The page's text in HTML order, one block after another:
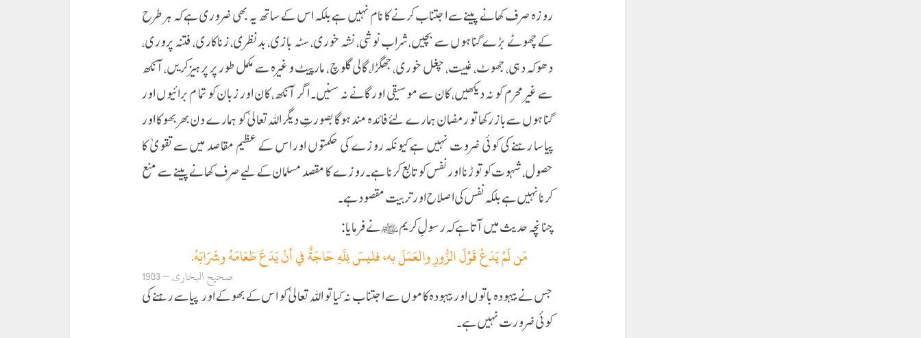
روزہ صرف کھانے پینے سے اجتناب کرنے کا نام نہیں ہے بلکہ اس کے ساتھ یہ بھی ضروری ہے کہ ہر طرح
کے چھوٹے بڑے گناہوں سے بچیں، شراب نوشی، نشہ خوری، سٹہ بازی، بدنظری، زناکاری، فتنہ پروری،
دھوکہ دہی، جھوٹ، غیبت، چغل خوری، جھگڑا، گالی گلوچ ، مارپیٹ وغیرہ سے مکمل طور پر پرہیز کریں، آنکھ
سے غیر محرم کو نہ دیکھیں، کان سے موسیقی اور گانے نہ سنیں۔ اگر آنکھ، کان اور زبان کو تما م برائیوں اور
گناہوں سے باز رکھا تو رمضان ہمارے لئے فائدہ مند ہوگا بصورتِ دیگر اللہ تعالیٰ کو ہمارے دن بھر بھوکا اور
پیاسا رہنے کی کوئی ضروت نہیں ہے کیونکہ روزے کی حکمتوں اور اس کے عظیم مقاصد میں سے تقویٰ کا
حصول، شہوت کو توڑنا اور نفس کو تابع کرنا ہے۔ روزے کا مقصد مسلمان کے لیے صرف کھانے پینے سے منع
کرنا نہیں ہے بلکہ نفس کی اصلاح اور تربیت مقصود ہے۔
چنانچہ حدیث میں آتا ہے کہ رسولِ کریم ﷺ نے فرمایا:
مَن لَمْ يَدَعْ قَوْلَ الزُّورِ والعَمَلَ به، فليسَ لِلَّهِ حَاجَةٌ في أنْ يَدَعَ طَعَامَهُ وشَرَابَهُ.
صحیح البخاری – 1903
جس نے بیہودہ باتوں اور بیہودہ کاموں سے اجتناب نہ کیا تو اللہ تعالیٰ کو اس کے بھوکے اور پیاسے رہنے کی
کوئی ضرورت نہیں ہے۔